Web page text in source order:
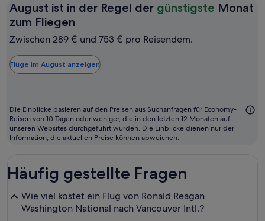
August ist in der Regel der günstigste Monat
zum Fliegen
ist
der
Regel
günstigste
Monat
zum
Zwischen 289 € und 753 € pro Reisendem.
Flüge im August anzeigen
Die Einblicke basieren auf den Preisen aus Suchanfragen für Economy-
Reisen von 10 Tagen oder weniger, die in den letzten 12 Monaten auf
unseren Websites durchgeführt wurden. Die Einblicke dienen nur der
Information; die aktuellen Preise können abweichen.
Häufig gestellte Fragen
Wie viel kostet ein Flug von Ronald Reagan
Washington National nach Vancouver Intl.?